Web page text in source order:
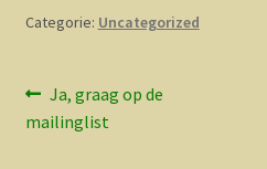
Categorie: Uncategorized
Bericht
navigatie
Vorig
bericht:
Ja, graag op de
mailinglist